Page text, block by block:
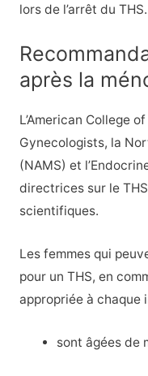
lors de l’arrêt du THS.
après la
L’American College
Gynecologists, la
(NAMS) et
directrices sur le
scientifiques.
Les femmes qui
pour un THS, en
appropriée à chaque
sont âgées de